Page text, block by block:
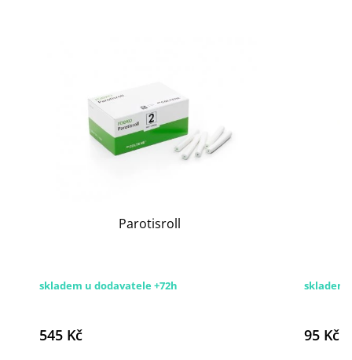
Parotisroll
skladem u dodavatele +72h
545 Kč
skladem
95 Kč